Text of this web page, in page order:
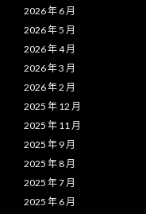
2026 年 6 月
2026 年 5 月
2026 年 4 月
2026 年 3 月
2026 年 2 月
2025 年 12 月
2025 年 11 月
2025 年 9 月
2025 年 8 月
2025 年 7 月
2025 年 6 月